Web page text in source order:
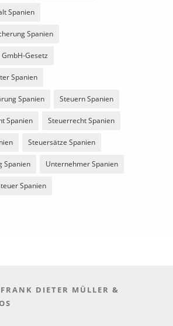
Spanien
Spanien
Gesetz
Spanien
Spanien Steuern Spanien
Spanien Steuerrecht Spanien
Steuersätze Spanien
Spanien Unternehmer Spanien
Spanien
DIETER MÜLLER &